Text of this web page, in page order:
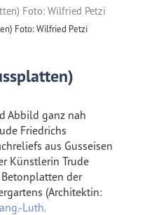
Foto: Wilfried Petzi
Abbild ganz nah
Friedrichs
aus Gusseisen
Künstlerin Trude
der
(Architektin:
Luth.